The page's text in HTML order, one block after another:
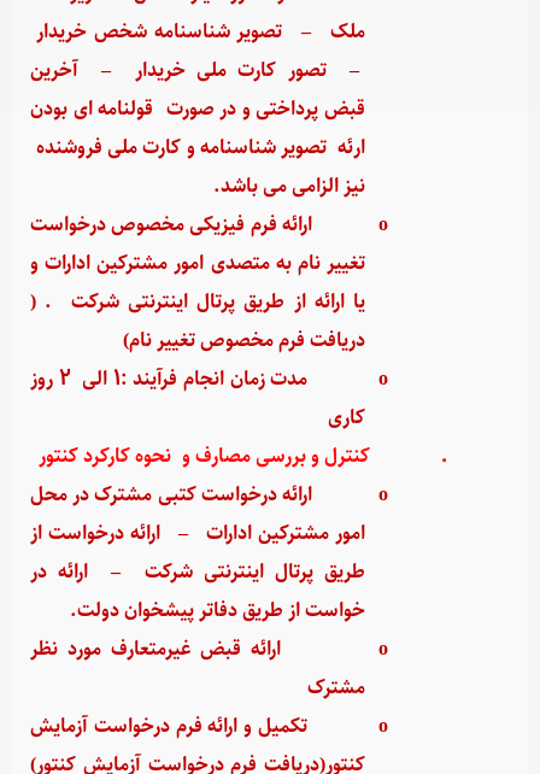
ملک
–
تصویر شناسنامه شخص خریدار
–
تصور کارت ملی خریدار –
آخرین
قبض پرداختی و در صورت قولنامه ای بودن
ارئه تصویر شناسنامه و کارت ملی فروشنده
نیز الزامی می باشد.
o
ارائه فرم فیزیکی مخصوص درخواست
تغییر نام به متصدی امور مشترکین ادارات و
یا ارائه از طریق پرتال اینترنتی شرکت . (
دریافت فرم مخصوص تغییر نام)
o
مدت زمان انجام فرآیند :1 الی 2 روز
کاری
·
کنترل و بررسی مصارف و نحوه کارکرد کنتور
o
ارائه درخواست کتبی مشترک در محل
امور مشترکین ادارات
–
ارائه درخواست از
طریق پرتال اینترنتی شرکت
–
ارائه در
خواست از طریق دفاتر پیشخوان دولت.
o
ارائه قبض غیرمتعارف مورد نظر
مشترک
o
تکمیل و ارائه فرم درخواست آزمایش
کنتور(دریافت فرم درخواست آزمایش کنتور)